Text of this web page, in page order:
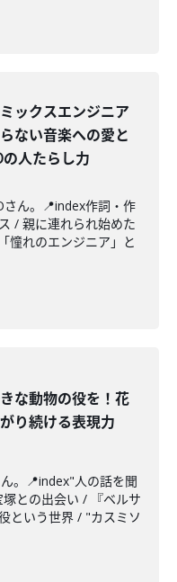
ックスエンジニア
ない音楽への愛と
の人たらし力
さん。📍index作詞・作
/ 親に連れられ始めた
憧れのエンジニア」と
な動物の役を！花
り続ける表現力
。📍index"人の話を聞
との出会い / 『ベルサ
という世界 / "カスミソ